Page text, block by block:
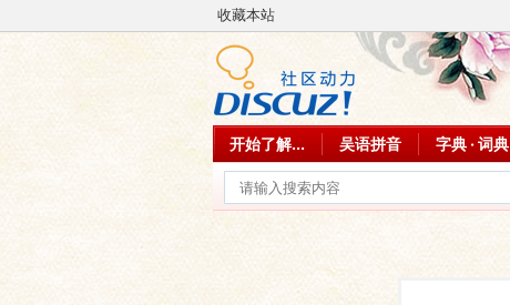
收藏本站
开始了解... 吴语拼音 字典 · 词典